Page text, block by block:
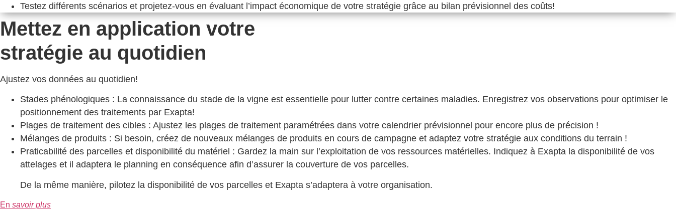
Testez différents scénarios et projetez-vous en évaluant l’impact économique de votre stratégie grâce au bilan prévisionnel des coûts!
Mettez en application votre
stratégie au quotidien
Ajustez vos données au quotidien!
Stades phénologiques : La connaissance du stade de la vigne est essentielle pour lutter contre certaines maladies. Enregistrez vos observations pour optimiser le
positionnement des traitements par Exapta!
Plages de traitement des cibles : Ajustez les plages de traitement paramétrées dans votre calendrier prévisionnel pour encore plus de précision !
Mélanges de produits : Si besoin, créez de nouveaux mélanges de produits en cours de campagne et adaptez votre stratégie aux conditions du terrain !
Praticabilité des parcelles et disponibilité du matériel : Gardez la main sur l’exploitation de vos ressources matérielles. Indiquez à Exapta la disponibilité de vos
attelages et il adaptera le planning en conséquence afin d’assurer la couverture de vos parcelles.
De la même manière, pilotez la disponibilité de vos parcelles et Exapta s’adaptera à votre organisation.
En savoir plus